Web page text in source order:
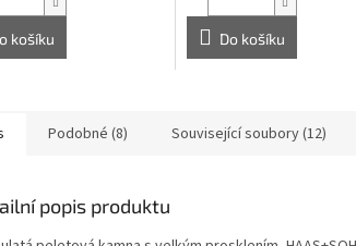
košíku Do košíku
Podobné (8) Související soubory (12)
popis produktu